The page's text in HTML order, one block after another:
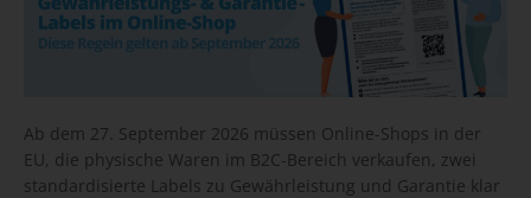
Ab dem 27. September 2026 müssen Online-Shops in der
EU, die physische Waren im B2C-Bereich verkaufen, zwei
standardisierte Labels zu Gewährleistung und Garantie klar